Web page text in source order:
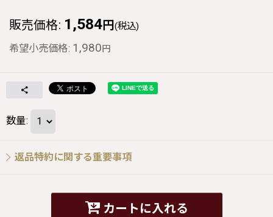
販売価格: 1,584円 (税込)
希望小売価格: 1,980円
数量:
返品特約に関する重要事項
カートに入れる